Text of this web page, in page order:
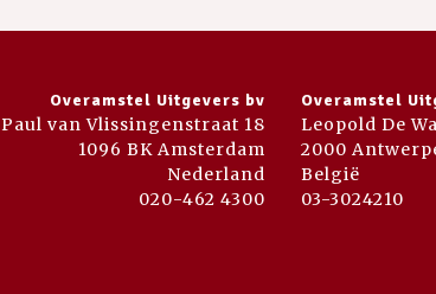
Overamstel Uitgevers bv
Paul van Vlissingenstraat 18
1096 BK Amsterdam
Nederland
020-462 4300
Overamstel
Leopold De
2000
België
03-3024210